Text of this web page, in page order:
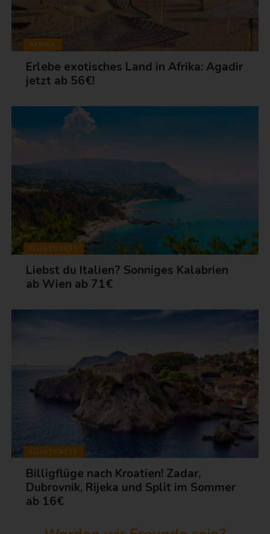
AFRIKA
Erlebe exotisches Land in Afrika: Agadir
jetzt ab 56€!
FLUGTICKETS
Liebst du Italien? Sonniges Kalabrien
ab Wien ab 71€
FLUGTICKETS
Billigflüge nach Kroatien! Zadar,
Dubrovnik, Rijeka und Split im Sommer
ab 16€